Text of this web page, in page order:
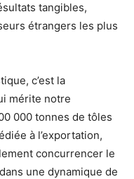
tangibles,
étrangers les plus
c’est la
mérite notre
000 tonnes de tôles
à l’exportation,
concurrencer le
une dynamique de